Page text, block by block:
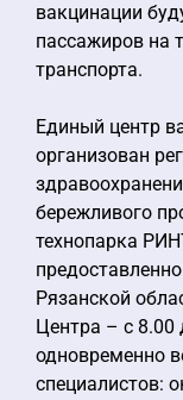
вакцинации
пассажиров на
транспорта.
Единый центр
организован
бережливого
технопарка
Рязанской
Центра – с 8.00
одновременно
специалистов: